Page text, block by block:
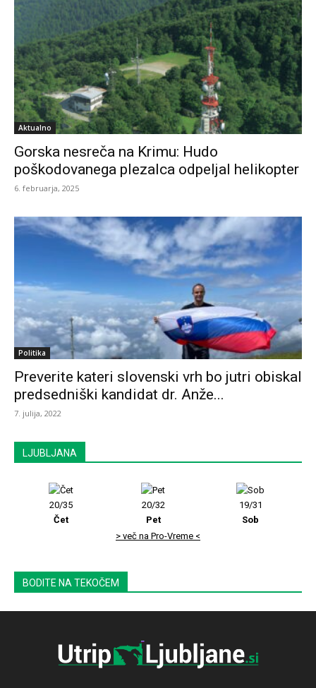
Aktualno
Gorska nesreča na Krimu: Hudo
poškodovanega plezalca odpeljal helikopter
6. februarja, 2025
Politika
Preverite kateri slovenski vrh bo jutri obiskal
predsedniški kandidat dr. Anže...
7. julija, 2022
LJUBLJANA
20/35
Čet
20/32
Pet
19/31
Sob
> več na Pro-Vreme <
BODITE NA TEKOČEM